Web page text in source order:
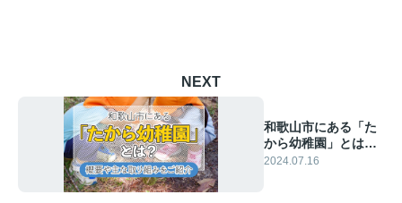
NEXT
和歌山市にある「た
から幼稚園」とは？
概要や主な取り組み
2024.07.16